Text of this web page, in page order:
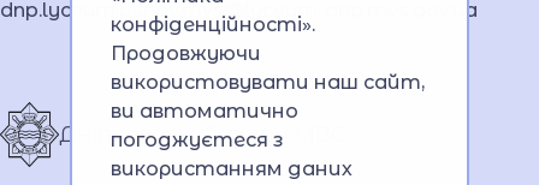
dnp.lyceum.bsnpv.mvs@lyceum-dnp.mvs.gov.ua
Дніпровський ліцей МВС
конфіденційності».
Продовжуючи
використовувати наш сайт,
ви автоматично
погоджуєтеся з
використанням даних